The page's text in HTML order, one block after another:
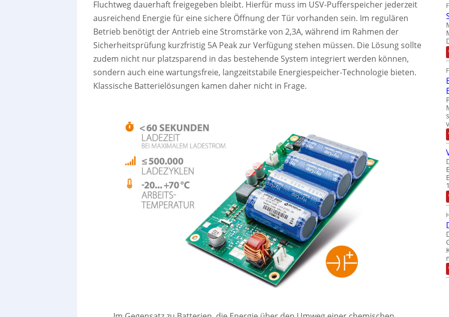
Fluchtweg dauerhaft freigegeben bleibt. Hierfür muss im USV-Pufferspeicher jederzeit
ausreichend Energie für eine sichere Öffnung der Tür vorhanden sein. Im regulären
Betrieb benötigt der Antrieb eine Stromstärke von 2,3A, während im Rahmen der
Sicherheitsprüfung kurzfristig 5A Peak zur Verfügung stehen müssen. Die Lösung sollte
zudem nicht nur platzsparend in das bestehende System integriert werden können,
sondern auch eine wartungsfreie, langzeitstabile Energiespeicher-Technologie bieten.
Klassische Batterielösungen kamen daher nicht in Frage.